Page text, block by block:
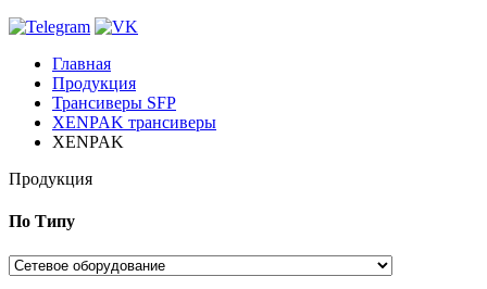
Главная
Продукция
Трансиверы SFP
XENPAK трансиверы
XENPAK
Продукция
По Типу